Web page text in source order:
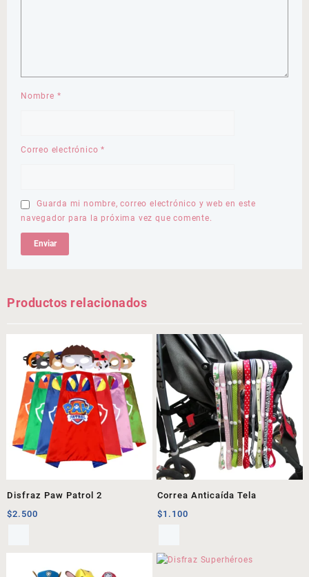
Nombre *
Correo electrónico*
Guarda mi nombre, correo electrónico y web en este
navegador para la próxima vez que comente.
Productos relacionados
Disfraz Paw Patrol 2
$2.500
Correa Anticaída Tela
$1.100